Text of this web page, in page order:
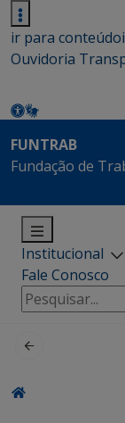
ir para conteúdo
Ouvidoria
FUNTRAB
Fundação de
Institucional
Fale Conosco
Pesquisar
por: